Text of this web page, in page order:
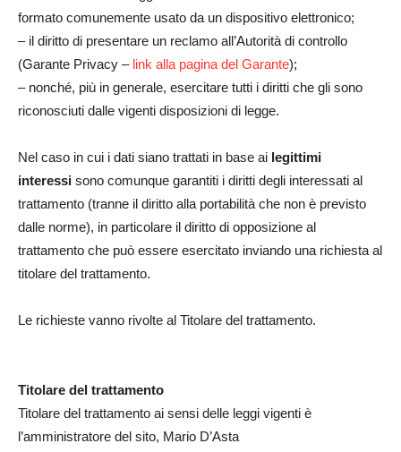
formato comunemente usato da un dispositivo elettronico;
– il diritto di presentare un reclamo all’Autorità di controllo
(Garante Privacy – link alla pagina del Garante);
– nonché, più in generale, esercitare tutti i diritti che gli sono
riconosciuti dalle vigenti disposizioni di legge.
Nel caso in cui i dati siano trattati in base ai legittimi
interessi sono comunque garantiti i diritti degli interessati al
trattamento (tranne il diritto alla portabilità che non è previsto
dalle norme), in particolare il diritto di opposizione al
trattamento che può essere esercitato inviando una richiesta al
titolare del trattamento.
Le richieste vanno rivolte al Titolare del trattamento.
Titolare del trattamento
Titolare del trattamento ai sensi delle leggi vigenti è
l’amministratore del sito, Mario D’Asta